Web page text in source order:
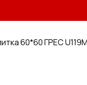
60*60 ГРЕС